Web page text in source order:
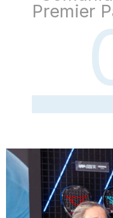
Premier